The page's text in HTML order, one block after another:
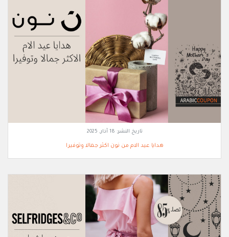
تاريخ النشر: 18 آذار, 2025
هدايا عيد الام من نون اكثر جمالا وتوفيرا